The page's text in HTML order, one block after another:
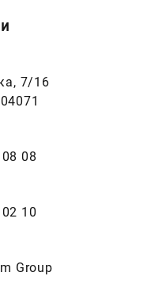
7/16
08
10
Group